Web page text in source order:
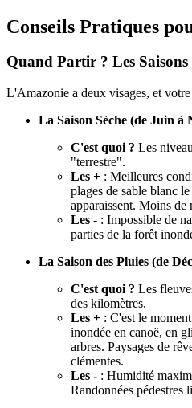
Conseils Pratiques
Quand Partir ? Les
L'Amazonie a deux visages, et
La Saison Sèche (de Juin à
C'est quoi ? Les
"terrestre".
Les + : Meilleures
plages de sable blanc
apparaissent. Moins de
Les - : Impossible de
parties de la forêt
La Saison des Pluies (de
C'est quoi ? Les
des kilomètres.
Les + : C'est le
inondée en canoë, en
arbres. Paysages de
clémentes.
Les - : Humidité
Randonnées pédestres